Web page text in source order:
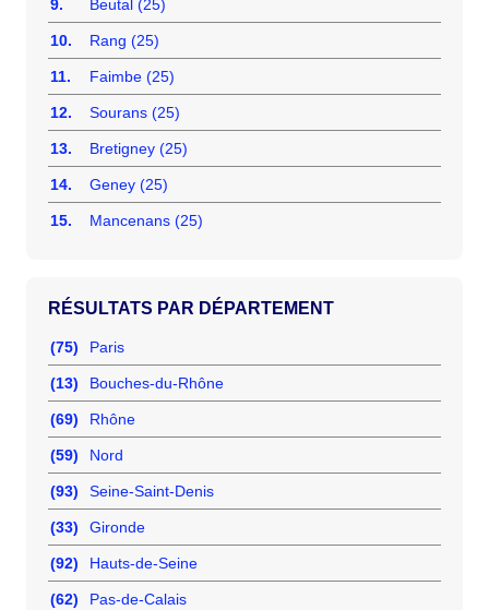
9. Beutal (25)
10. Rang (25)
11. Faimbe (25)
12. Sourans (25)
13. Bretigney (25)
14. Geney (25)
15. Mancenans (25)
RÉSULTATS PAR DÉPARTEMENT
(75) Paris
(13) Bouches-du-Rhône
(69) Rhône
(59) Nord
(93) Seine-Saint-Denis
(33) Gironde
(92) Hauts-de-Seine
(62) Pas-de-Calais